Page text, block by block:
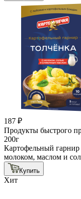
187 ₽
Продукты быстрого
200г
Картофельный
молоком, маслом и
Купить
Хит